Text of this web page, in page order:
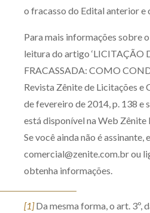
o fracasso do Edital anterior e
Para mais informações sobre
leitura do artigo ‘LICITAÇÃO
FRACASSADA: COMO
Revista Zênite de Licitações e
de fevereiro de 2014, p. 138 e
está disponível na Web
Se você ainda não é assinante,
comercial@zenite.com.br ou
obtenha informações.
[1]Da mesma forma, o art. 3º,